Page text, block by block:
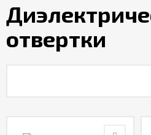
лист
Доставка
отвертки